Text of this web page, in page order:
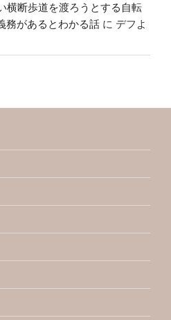
横断歩道を渡ろうとする自転
務があるとわかる話 に デフよ